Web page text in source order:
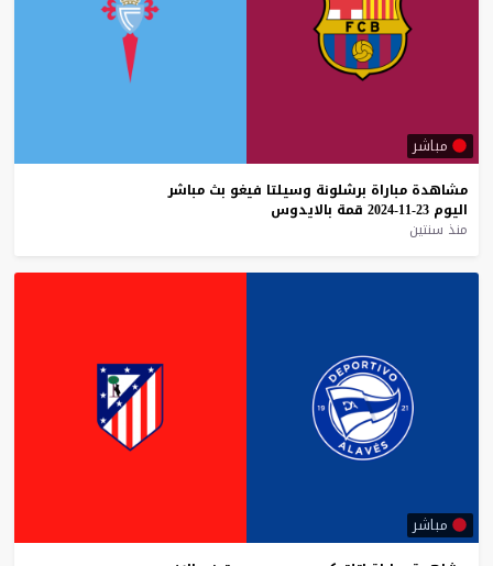
مباشر
مشاهدة مباراة برشلونة وسيلتا فيغو بث مباشر
اليوم 23-11-2024 قمة بالايدوس
منذ سنتين
مباشر